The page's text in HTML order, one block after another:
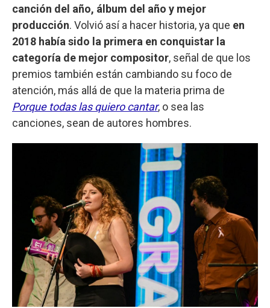
canción del año, álbum del año y mejor
producción. Volvió así a hacer historia, ya que en
2018 había sido la primera en conquistar la
categoría de mejor compositor, señal de que los
premios también están cambiando su foco de
atención, más allá de que la materia prima de
Porque todas las quiero cantar, o sea las
canciones, sean de autores hombres.